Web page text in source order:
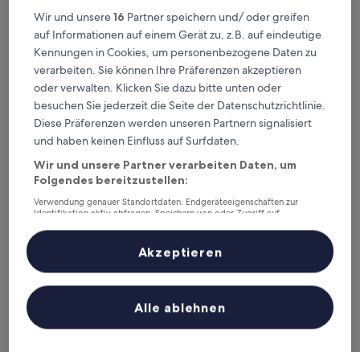
7. Aug. - 9. Aug.
14. Aug. - 16. Aug.
Ilm-Kreis – wo
übernachten?
Top-Hotels in Ilmenau
Berg & Spa Hotel Gabelbach
out
9,2/10Wunderbar! (95 Bewertungen)
Hotel
10
Wir und unsere16 Partner speichern und/ oder greifen
auf Informationen auf einem Gerät zu, z.B. auf eindeutige
Kennungen in Cookies, um personenbezogene Daten zu
verarbeiten. Sie können Ihre Präferenzen akzeptieren
oder verwalten. Klicken Sie dazu bitte unten oder
besuchen Sie jederzeit die Seite der Datenschutzrichtlinie.
Diese Präferenzen werden unseren Partnern signalisiert
und haben keinen Einfluss auf Surfdaten.
Wir und unsere Partner verarbeiten Daten, um
Folgendes bereitzustellen:
Verwendung genauer Standortdaten. Endgeräteeigenschaften zur
Identifikation aktiv abfragen. Speichern von oder Zugriff auf
Inhalte, Messung von Werbeleistung und der Performance von Inhalten,
Zielgruppenforschung sowie Entwicklung und Verbesserung von
Liste der Partner (Lieferanten)
Alle ablehnen
Akzeptieren